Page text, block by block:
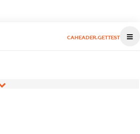
CAHEADER.GETTEST